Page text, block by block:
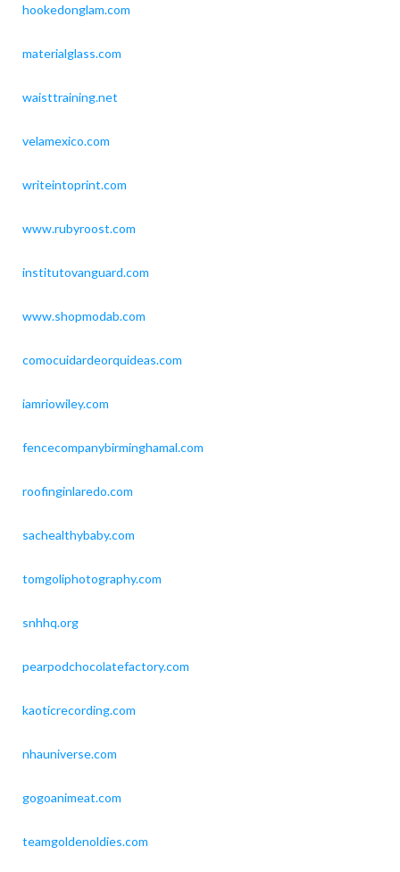
hookedonglam.com
materialglass.com
waisttraining.net
velamexico.com
writeintoprint.com
www.rubyroost.com
institutovanguard.com
www.shopmodab.com
comocuidardeorquideas.com
iamriowiley.com
fencecompanybirminghamal.com
roofinginlaredo.com
sachealthybaby.com
tomgoliphotography.com
snhhq.org
pearpodchocolatefactory.com
kaoticrecording.com
nhauniverse.com
gogoanimeat.com
teamgoldenoldies.com